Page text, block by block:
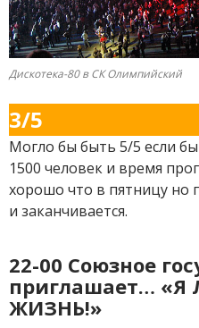
Дискотека-80 в СК Олимпийский
3/5
Могло бы быть 5/5 если
1500 человек и время
хорошо что в пятницу но
и заканчивается.
22-00 Союзное
приглашает…
ЖИЗНЬ!»